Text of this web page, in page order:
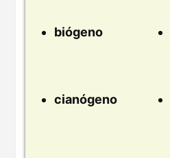
biógeno
cianógeno